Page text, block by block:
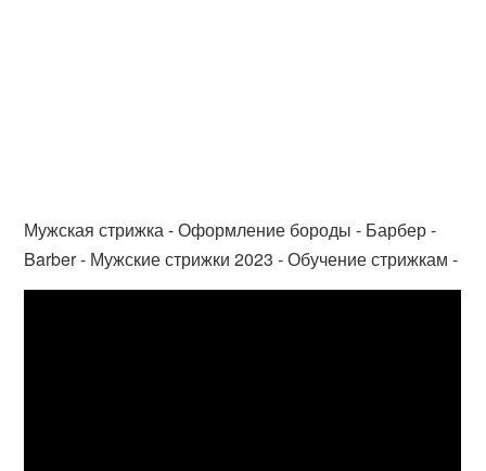
Мужская стрижка - Оформление бороды - Барбер -
Barber - Мужские стрижки 2023 - Обучение стрижкам -